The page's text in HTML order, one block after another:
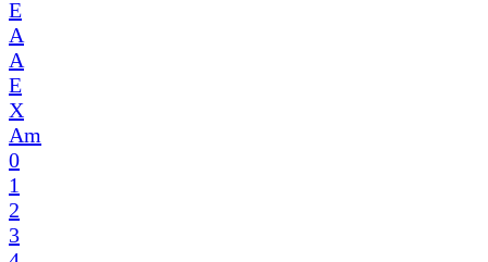
E
A
A
E
X
Am
0
1
2
3